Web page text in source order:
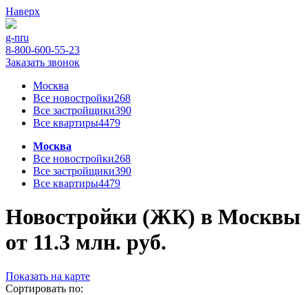
Наверх
g-nru
8-800-600-55-23
Заказать звонок
Москва
Все новостройки268
Все застройщики390
Все квартиры4479
Москва
Все новостройки268
Все застройщики390
Все квартиры4479
Новостройки (ЖК) в Москвы
от 11.3 млн. руб.
Показать на карте
Сортировать по: